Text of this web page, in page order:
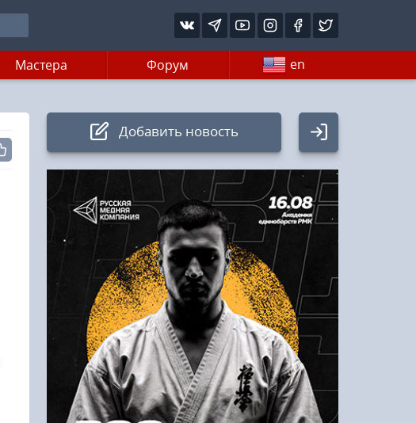
Мастера Форум en
Добавить новость
Авторизация
Логин:
Пароль
Войти
Напомнить пароль